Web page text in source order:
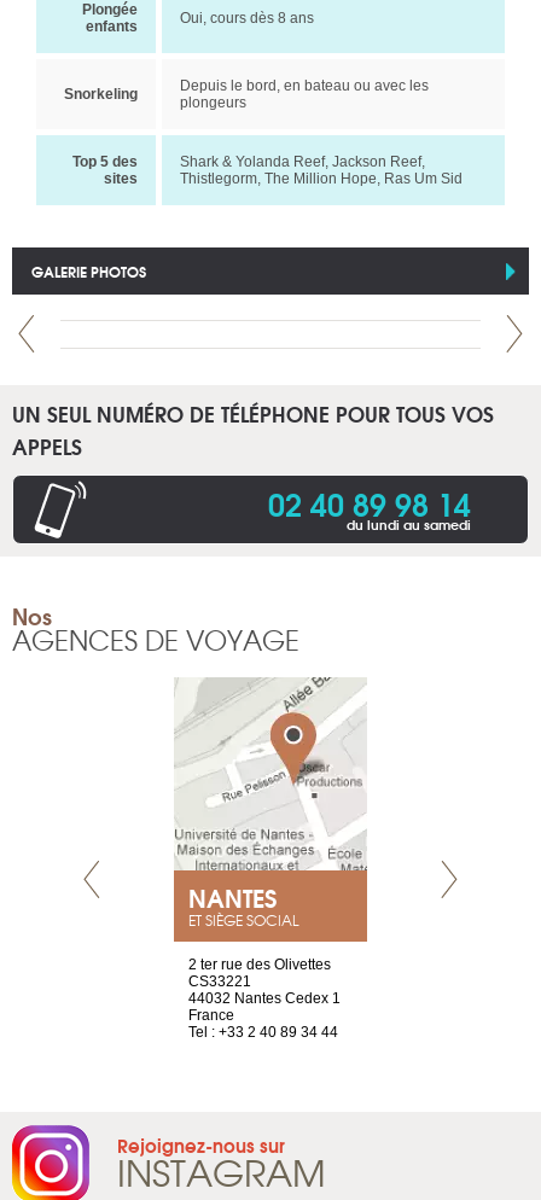
Plongée
enfants
Oui, cours dès 8 ans
Snorkeling
Depuis le bord, en bateau ou avec les
plongeurs
Top 5 des
sites
Shark & Yolanda Reef, Jackson Reef,
Thistlegorm, The Million Hope, Ras Um Sid
GALERIE PHOTOS
UN SEUL NUMÉRO DE TÉLÉPHONE POUR TOUS VOS
APPELS
02 40 89 98 14
du lundi au samedi
Nos
AGENCES DE VOYAGE
NANTES
ET SIÈGE SOCIAL
2 ter rue des Olivettes
CS33221
44032 Nantes Cedex 1
France
Tel : +33 2 40 89 34 44
Rejoignez-nous sur
INSTAGRAM